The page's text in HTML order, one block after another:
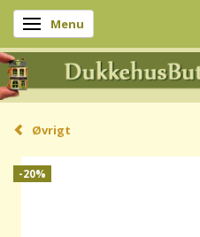
Skifte navigation
Menu
Øvrigt
-20%